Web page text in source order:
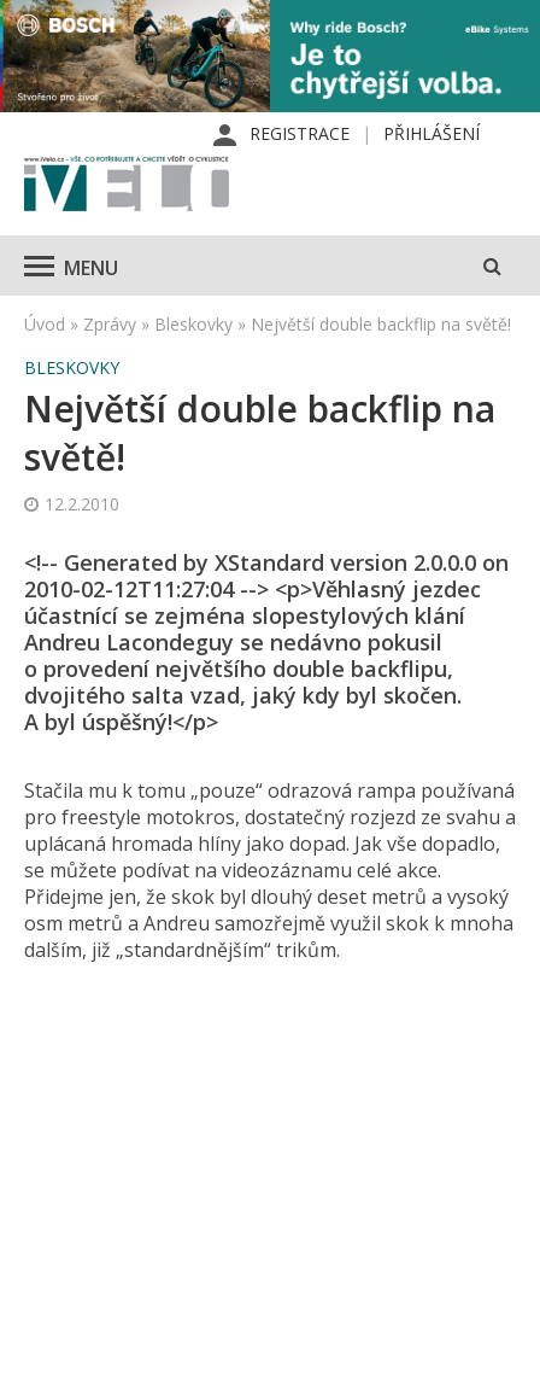
REGISTRACE PŘIHLÁŠENÍ
MENU
Úvod » Zprávy » Bleskovky » Největší double backflip na světě!
BLESKOVKY
Největší double backflip na
světě!
12.2.2010
<!-- Generated by XStandard version 2.0.0.0 on
2010-02-12T11:27:04 --> <p>Věhlasný jezdec
účastnící se zejména slopestylových klání
Andreu Lacondeguy se nedávno pokusil
o provedení největšího double backflipu,
dvojitého salta vzad, jaký kdy byl skočen.
A byl úspěšný!</p>
Stačila mu k tomu „pouze“ odrazová rampa používaná
pro freestyle motokros, dostatečný rozjezd ze svahu a
uplácaná hromada hlíny jako dopad. Jak vše dopadlo,
se můžete podívat na videozáznamu celé akce.
Přidejme jen, že skok byl dlouhý deset metrů a vysoký
osm metrů a Andreu samozřejmě využil skok k mnoha
dalším, již „standardnějším“ trikům.